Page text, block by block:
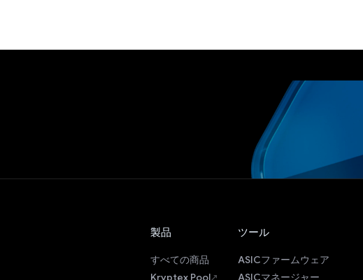
製品
すべての商品
Kryptex Pool
ツール
ASICファームウェア
ASICマネージャー